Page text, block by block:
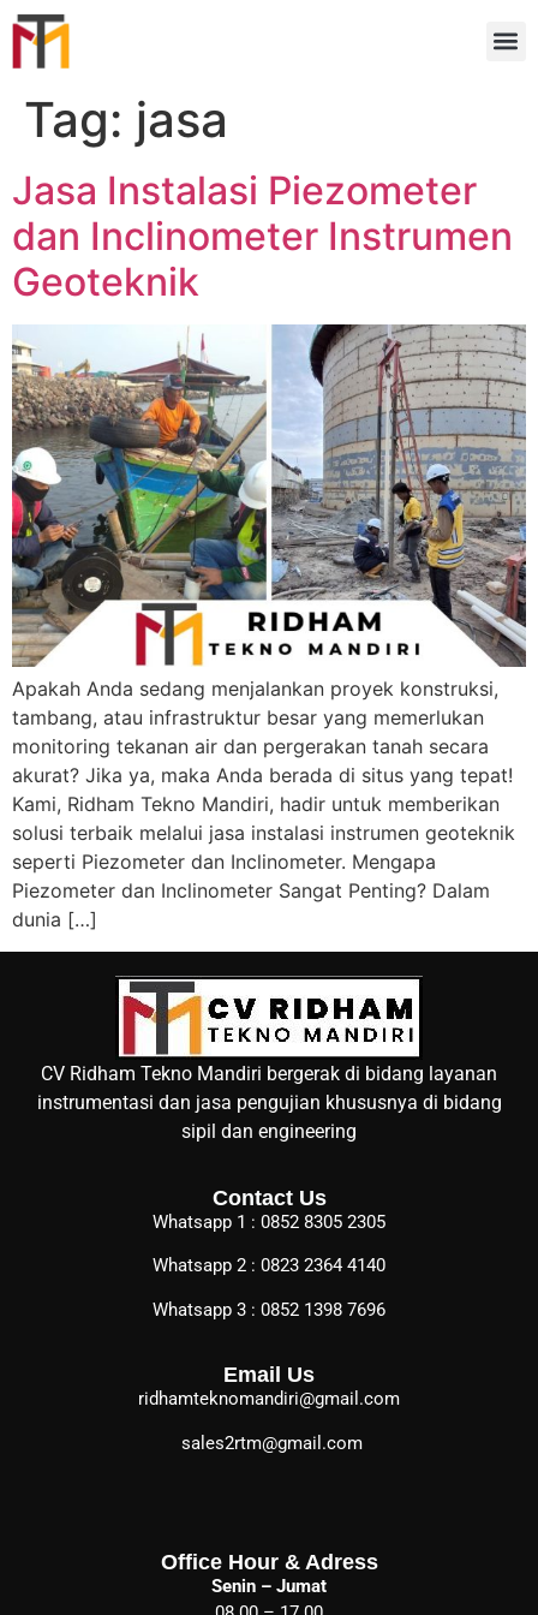
Tag: jasa
Jasa Instalasi Piezometer
dan Inclinometer Instrumen
Geoteknik
Apakah Anda sedang menjalankan proyek konstruksi,
tambang, atau infrastruktur besar yang memerlukan
monitoring tekanan air dan pergerakan tanah secara
akurat? Jika ya, maka Anda berada di situs yang tepat!
Kami, Ridham Tekno Mandiri, hadir untuk memberikan
solusi terbaik melalui jasa instalasi instrumen geoteknik
seperti Piezometer dan Inclinometer. Mengapa
Piezometer dan Inclinometer Sangat Penting? Dalam
dunia […]
CV Ridham Tekno Mandiri bergerak di bidang layanan
instrumentasi dan jasa pengujian khususnya di bidang
sipil dan engineering
Contact Us
Whatsapp 1 : 0852 8305 2305
Whatsapp 2 : 0823 2364 4140
Whatsapp 3 : 0852 1398 7696
Email Us
ridhamteknomandiri@gmail.com
sales2rtm@gmail.com
Office Hour & Adress
Senin – Jumat